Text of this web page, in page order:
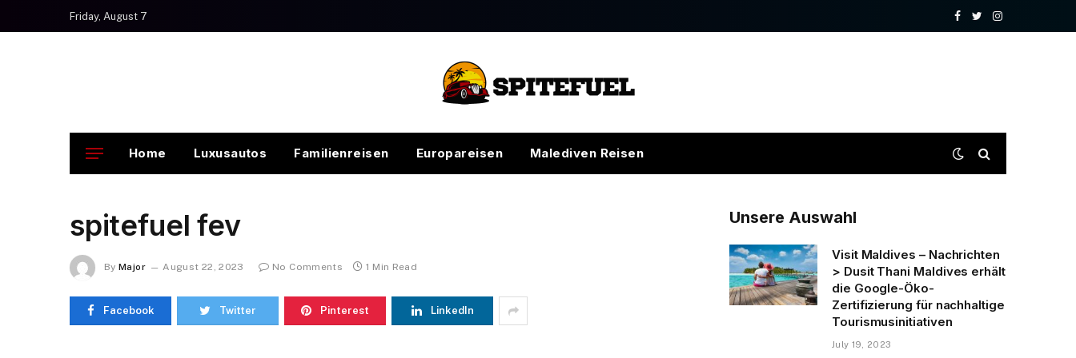
Friday, August 7
Facebook
TwitterInstagram
Home Luxusautos Familienreisen Europareisen Malediven Reisen
spitefuel fev
By Major August 22, 2023 No Comments 1 Min Read
Facebook Twitter Pinterest LinkedIn
Unsere Auswahl
Visit Maldives – Nachrichten
> Dusit Thani Maldives erhält
die Google-Öko-
Zertifizierung für nachhaltige
Tourismusinitiativen
July 19, 2023